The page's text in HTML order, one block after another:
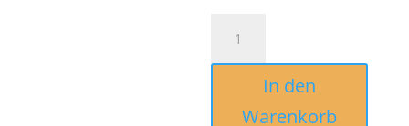
Verletzungen
Hund
In den
Warenkorb